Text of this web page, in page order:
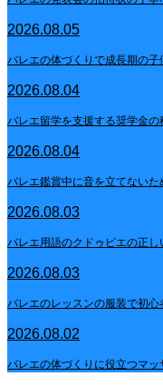
2026.08.05
バレエの体づくりで成長期の
2026.08.04
バレエ留学を支援する奨学金
2026.08.04
バレエ鑑賞中に音を立てない
2026.08.03
バレエ用語のクドゥピエの正
2026.08.03
バレエのレッスンの服装で初
2026.08.02
バレエの体づくりに役立つマ